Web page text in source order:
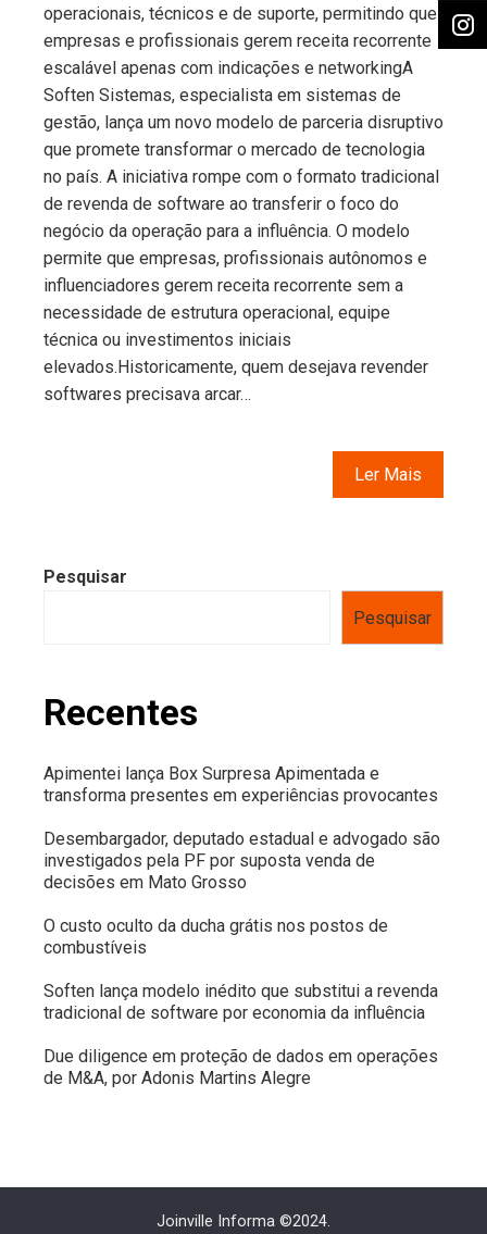
operacionais, técnicos e de suporte, permitindo que
empresas e profissionais gerem receita recorrente
escalável apenas com indicações e networkingA
Soften Sistemas, especialista em sistemas de
gestão, lança um novo modelo de parceria disruptivo
que promete transformar o mercado de tecnologia
no país. A iniciativa rompe com o formato tradicional
de revenda de software ao transferir o foco do
negócio da operação para a influência. O modelo
permite que empresas, profissionais autônomos e
influenciadores gerem receita recorrente sem a
necessidade de estrutura operacional, equipe
técnica ou investimentos iniciais
elevados.Historicamente, quem desejava revender
softwares precisava arcar…
Ler Mais
Pesquisar
Pesquisar
Recentes
Apimentei lança Box Surpresa Apimentada e
transforma presentes em experiências provocantes
Desembargador, deputado estadual e advogado são
investigados pela PF por suposta venda de
decisões em Mato Grosso
O custo oculto da ducha grátis nos postos de
combustíveis
Soften lança modelo inédito que substitui a revenda
tradicional de software por economia da influência
Due diligence em proteção de dados em operações
de M&A, por Adonis Martins Alegre
Joinville Informa ©2024.